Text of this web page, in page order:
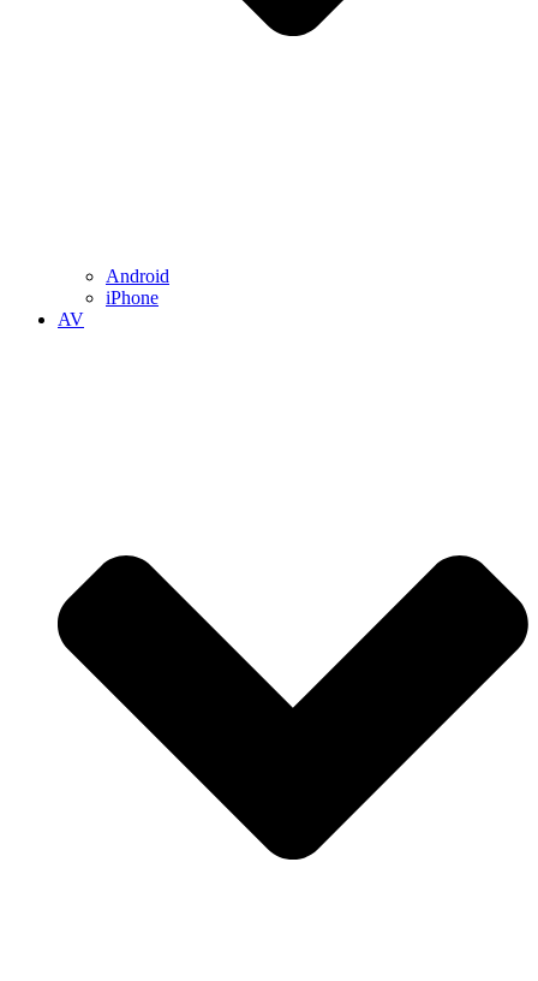
Android
iPhone
AV